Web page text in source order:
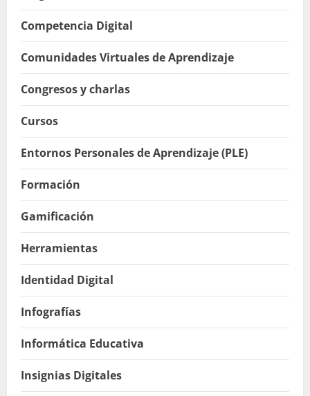
Competencia Digital
Comunidades Virtuales de Aprendizaje
Congresos y charlas
Cursos
Entornos Personales de Aprendizaje (PLE)
Formación
Gamificación
Herramientas
Identidad Digital
Infografías
Informática Educativa
Insignias Digitales